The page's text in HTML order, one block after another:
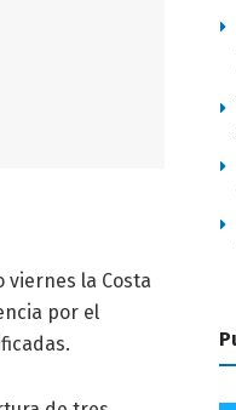
la Costa
por el